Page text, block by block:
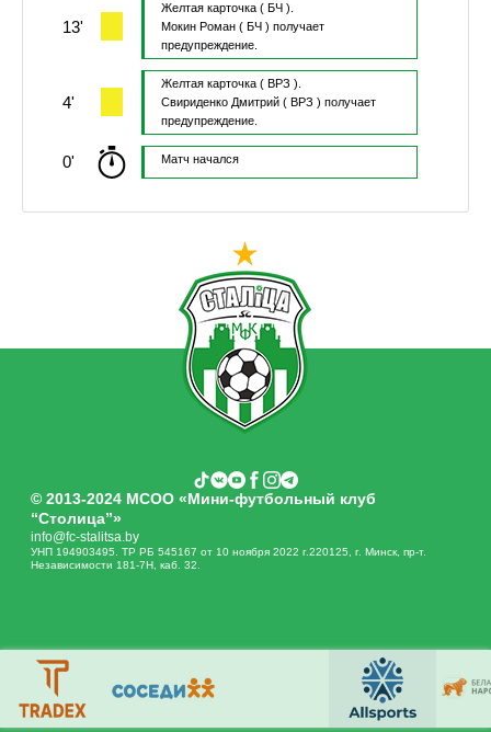
13'
Желтая карточка ( БЧ ).
Мокин Роман( БЧ ) получает
предупреждение.
4'
Желтая карточка ( ВРЗ ).
Свириденко Дмитрий( ВРЗ ) получает
предупреждение.
0' Матч начался
© 2013-2024 МСОО «Мини-футбольный клуб
“Столица”»
info@fc-stalitsa.by
УНП 194903495. ТР РБ 545167 от 10 ноября 2022 г.220125, г. Минск, пр-т.
Независимости 181-7Н, каб. 32.